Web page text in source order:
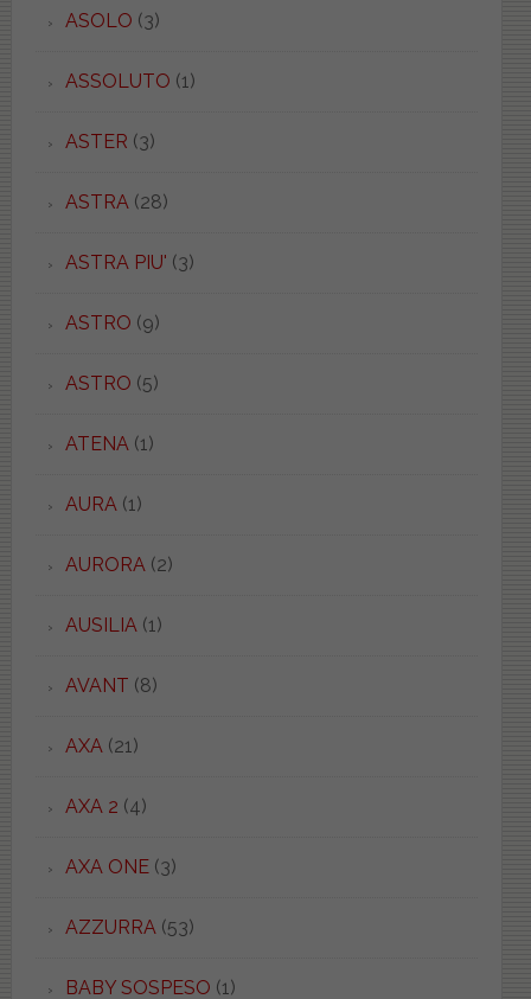
ASOLO (3)
ASSOLUTO (1)
ASTER (3)
ASTRA (28)
ASTRA PIU' (3)
ASTRO (9)
ASTRO (5)
ATENA (1)
AURA (1)
AURORA (2)
AUSILIA (1)
AVANT (8)
AXA (21)
AXA 2 (4)
AXA ONE(3)
AZZURRA (53)
BABY SOSPESO (1)